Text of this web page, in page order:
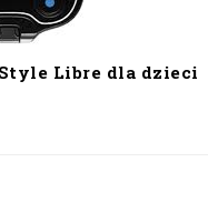
Libre dla dzieci